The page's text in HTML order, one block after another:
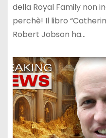
della Royal Family non
perchè! Il libro
Robert Jobson ha…